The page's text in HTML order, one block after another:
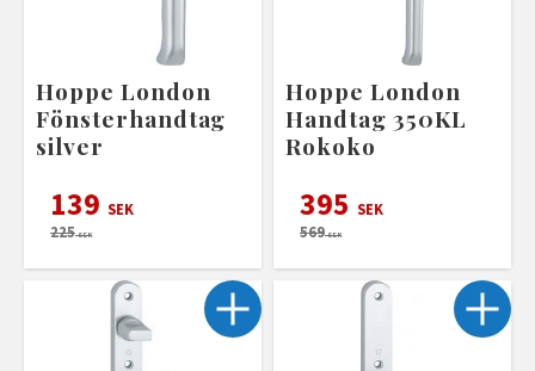
Hoppe London
Fönsterhandtag
silver
139 SEK
225SEK
Hoppe London
Handtag 350KL
Rokoko
395 SEK
569SEK